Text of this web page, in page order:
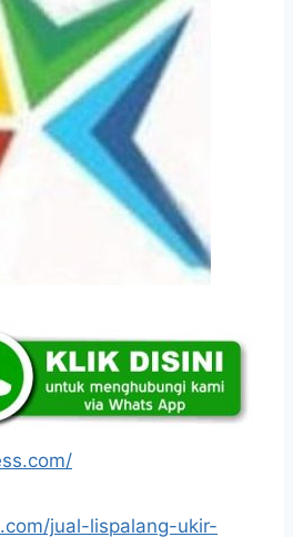
jual-lispalang-ukir-